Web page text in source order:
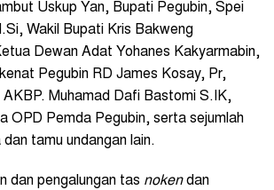
Uskup Yan, Bupati Pegubin, Spei
Wakil Bupati Kris Bakweng
Dewan Adat Yohanes Kakyarmabin,
Pegubin RD James Kosay, Pr,
AKBP. Muhamad Dafi Bastomi S.IK,
OPD Pemda Pegubin, serta sejumlah
tamu undangan lain.
dan pengalungan tas nokendan